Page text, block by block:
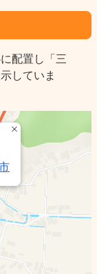
配置し「三
していま